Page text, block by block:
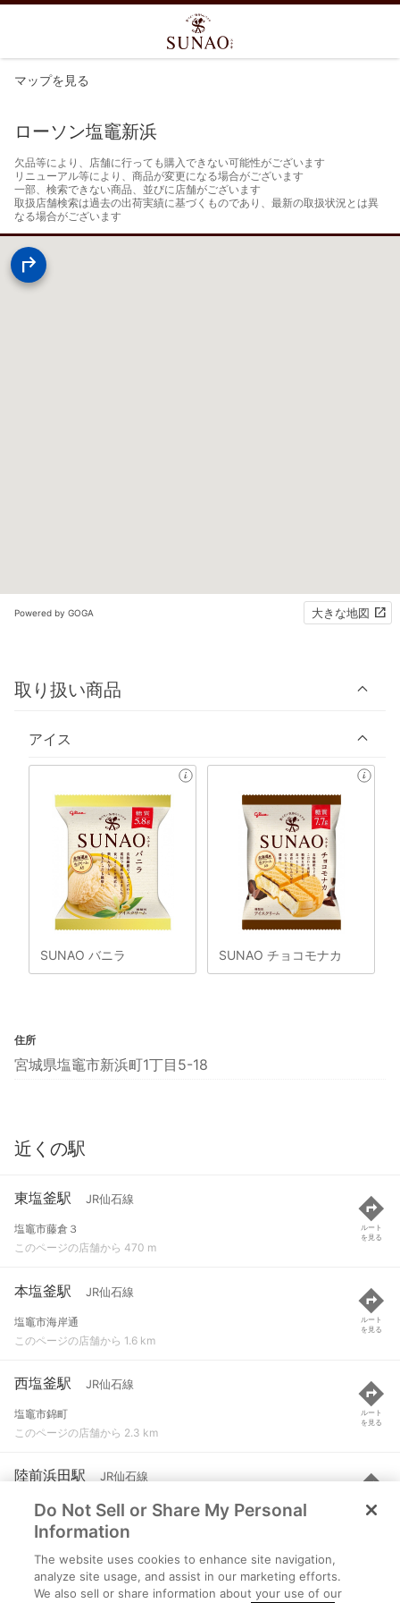
マップを見る
ローソン塩竈新浜
欠品等により、店舗に行っても購入できない可能性がございます
リニューアル等により、商品が変更になる場合がございます
一部、検索できない商品、並びに店舗がございます
取扱店舗検索は過去の出荷実績に基づくものであり、最新の取扱状況とは異
なる場合がございます
Powered by GOGA 大きな地図
取り扱い商品
アイス
SUNAO バニラ SUNAO チョコモナカ
住所
宮城県塩竈市新浜町1丁目5-18
近くの駅
東塩釜駅 JR仙石線
塩竈市藤倉３
このページの店舗から 470 m
ルート
を見る
本塩釜駅 JR仙石線
塩竈市海岸通
このページの店舗から 1.6 km
ルート
を見る
西塩釜駅 JR仙石線
塩竈市錦町
このページの店舗から 2.3 km
ルート
を見る
陸前浜田駅 JR仙石線
宮城郡利府町浜田
このページの店舗から 2.8 km
ルート
を見る
下馬駅 JR仙石線
多賀城市下馬２
Do Not Sell or Share My Personal
Information
The website uses cookies to enhance site navigation,
analyze site usage, and assist in our marketing efforts.
We also sell or share information about your use of our